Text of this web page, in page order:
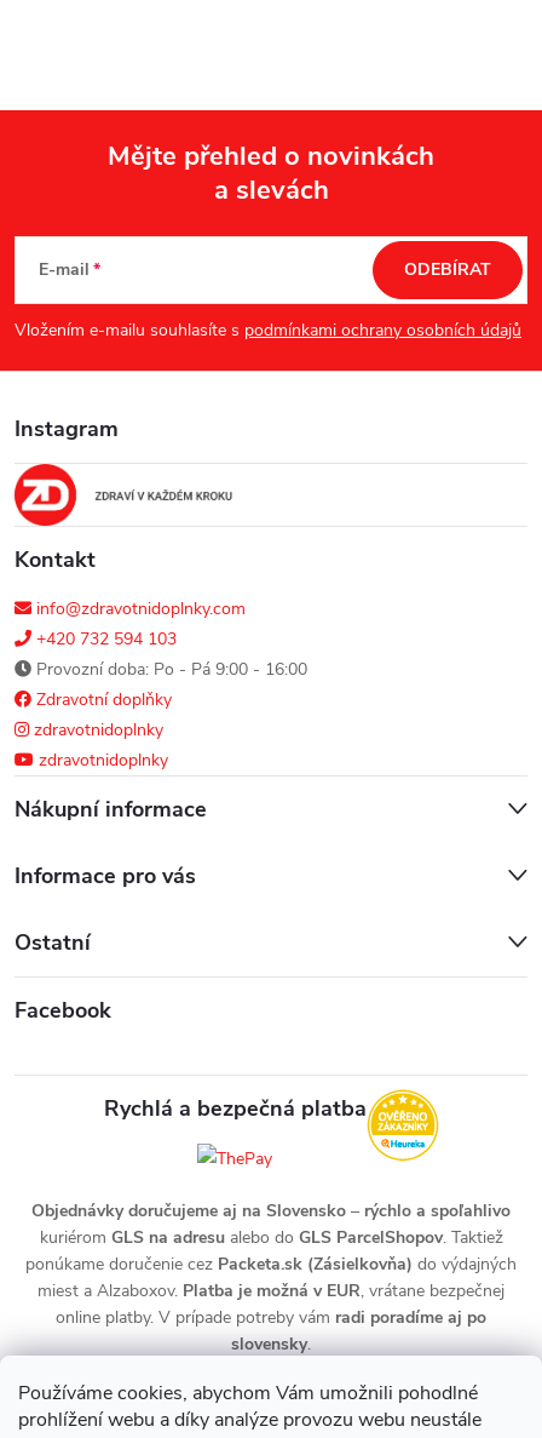
Používáme cookies, abychom Vám umožnili pohodlné
prohlížení webu a díky analýze provozu webu neustále
p
a
t
Mějte přehled o novinkách
a slevách
E-mail
Vložením e-mailu souhlasíte s podmínkami ochrany osobních údajů
ODEBÍRAT
Instagram
Kontakt
info@zdravotnidoplnky.com
+420 732 594 103
Provozní doba: Po - Pá 9:00 - 16:00
Zdravotní doplňky
zdravotnidoplnky
zdravotnidoplnky
Nákupní informace
Informace pro vás
Ostatní
Facebook
Rychlá a bezpečná platba
Objednávky doručujeme aj na Slovensko – rýchlo a spoľahlivo
kuriérom GLS na adresualebo do GLS ParcelShopov. Taktiež
ponúkame doručenie cez Packeta.sk (Zásielkovňa) do výdajných
miest a Alzaboxov. Platba je možná v EUR, vrátane bezpečnej
online platby. V prípade potreby vám radi poradíme aj po
slovensky.